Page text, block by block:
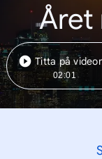
Året
Titta på
02:01